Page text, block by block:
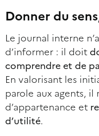
Donner du
Le journal interne
d’informer : il doit
comprendre et de
En valorisant les
parole aux agents,
d’appartenance et
d’utilité.